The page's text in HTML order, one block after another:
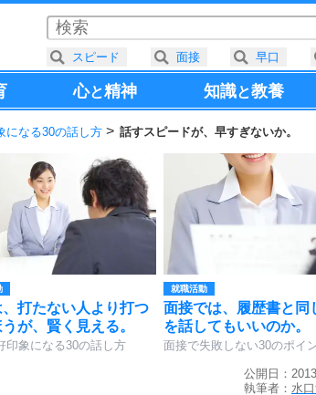
心と精神 知識と教養
になる30の話し方 話すスピードが、早すぎないか。
打たない人より打つ
が、賢く見える。
印象になる30の話し方
就職活動
面接では、履歴書と同
を話してもいいのか。
面接で失敗しない30のポイ
公開日：
執筆者： 水
スピード 面接 早口